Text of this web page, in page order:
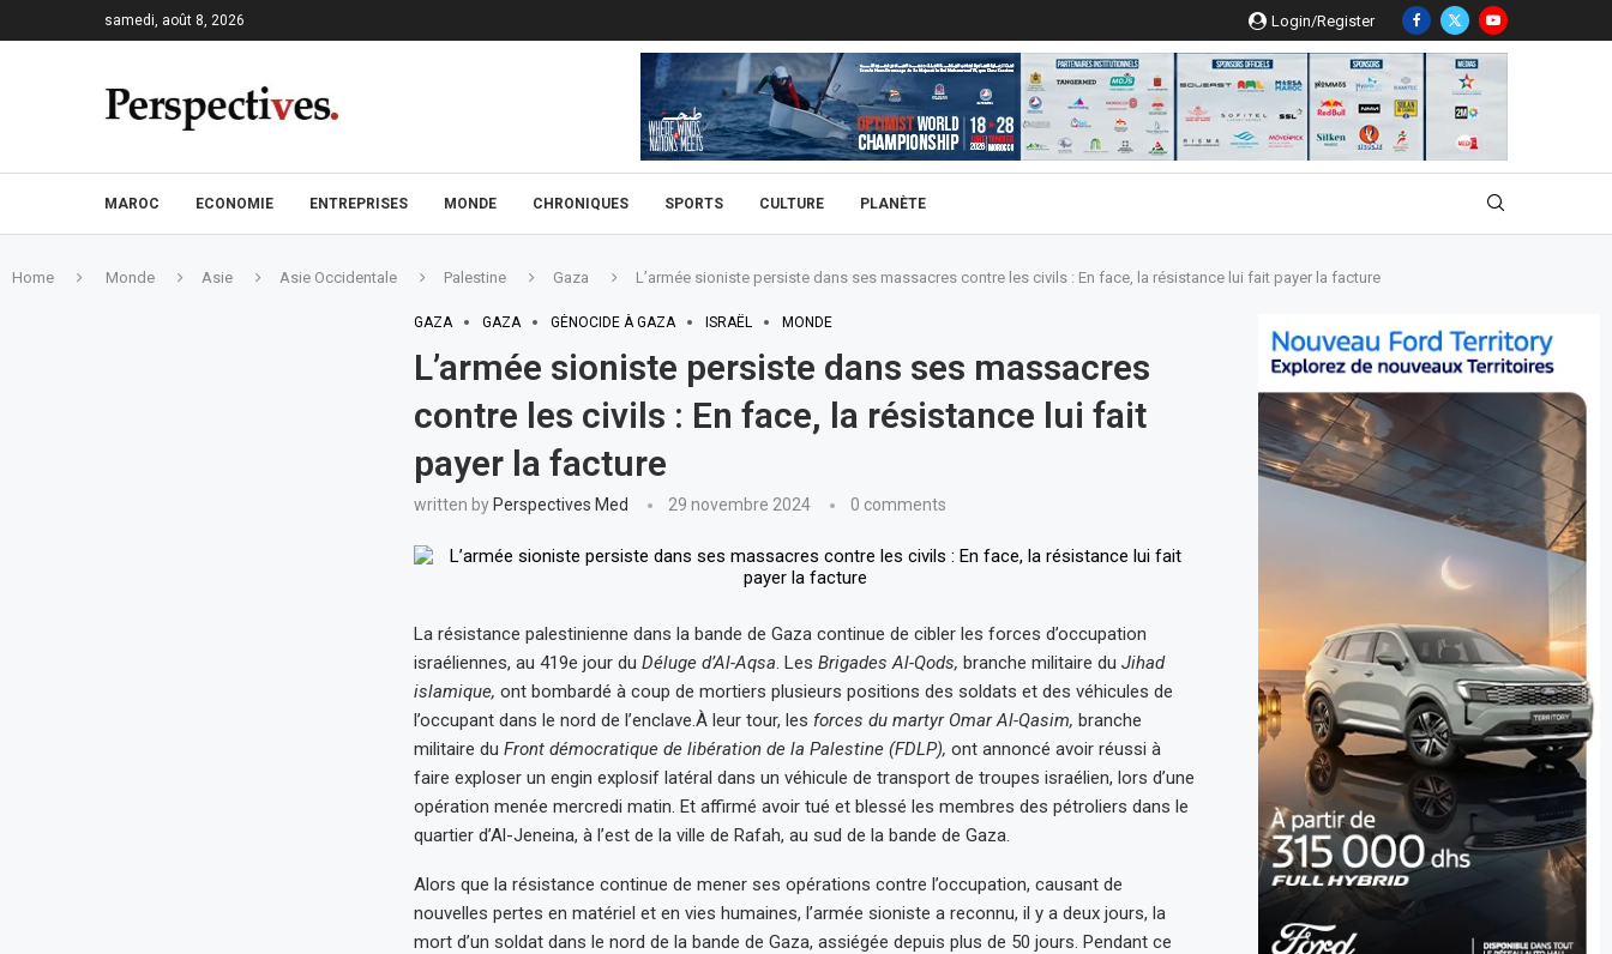
samedi, août 8, 2026 Login/Register
MAROC ECONOMIE ENTREPRISES MONDE CHRONIQUES SPORTS CULTURE PLANÈTE
Home Monde Asie Asie Occidentale Palestine Gaza L’armée sioniste persiste dans ses massacres contre les civils : En face, la résistance lui fait payer la facture
GAZA GAZA GÉNOCIDE À GAZA ISRAËL MONDE
L’armée sioniste persiste dans ses massacres
contre les civils : En face, la résistance lui fait
payer la facture
written by Perspectives Med 29 novembre 2024 0 comments
La résistance palestinienne dans la bande de Gaza continue de cibler les forces d’occupation
israéliennes, au 419e jour du Déluge d’Al-Aqsa. Les Brigades Al-Qods, branche militaire du Jihad
islamique, ont bombardé à coup de mortiers plusieurs positions des soldats et des véhicules de
l’occupant dans le nord de l’enclave.À leur tour, les forces du martyr Omar Al-Qasim, branche
militaire du Front démocratique de libération de la Palestine (FDLP), ont annoncé avoir réussi à
faire exploser un engin explosif latéral dans un véhicule de transport de troupes israélien, lors d’une
opération menée mercredi matin. Et affirmé avoir tué et blessé les membres des pétroliers dans le
quartier d’Al-Jeneina, à l’est de la ville de Rafah, au sud de la bande de Gaza.
Alors que la résistance continue de mener ses opérations contre l’occupation, causant de
nouvelles pertes en matériel et en vies humaines, l’armée sioniste a reconnu, il y a deux jours, la
mort d’un soldat dans le nord de la bande de Gaza, assiégée depuis plus de 50 jours. Pendant ce